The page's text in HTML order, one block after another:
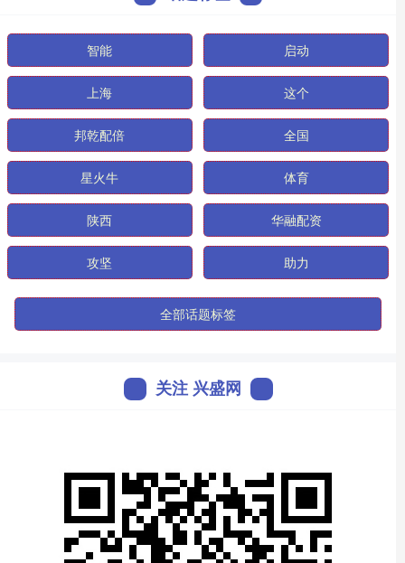
智能 启动
上海 这个
邦乾配倍 全国
星火牛 体育
陕西 华融配资
攻坚 助力
全部话题标签
关注 兴盛网